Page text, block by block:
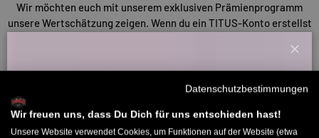
Wir möchten euch mit unserem exklusiven Prämienprogramm
unsere Wertschätzung zeigen. Wenn du ein TITUS-Konto erstellst
Bewertungen und Einkäufe. Diese Punkte kannst du nutzen, um
Rabatte auf deine Einkäufe oder andere Prämien zu erhalten. Je
mehr du also sammelst, desto mehr sparst du!
ENTDECKE UNSERE CASHPOINTS
Willkommensbonus
Willkommens-Rabattcode direkt per Mail zugeschickt.
Datenschutzbestimmungen
Wir freuen uns, dass Du Dich für uns entschieden hast!
Unsere Website verwendet Cookies, um Funktionen auf der Website (etwa